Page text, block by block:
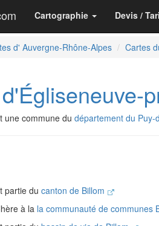
Cartographie Devis /
d' Auvergne-Rhône-Alpes Cartes
une commune du département du Puy-
partie du canton de Billom
à la la communauté de communes